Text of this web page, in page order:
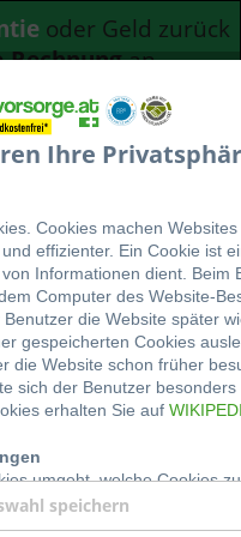
oder Geld zurück
Rechnungan
Ihre
Cookies machen
effizienter. Ein Cookie ist
Informationen dient. Beim
Computer des Website-
die Website später
gespeicherten Cookies
die Website schon früher
sich der Benutzer
erhalten Sie auf
umgeht, welche Cookies
Benutzer in den
diese Einstellungen
speichern